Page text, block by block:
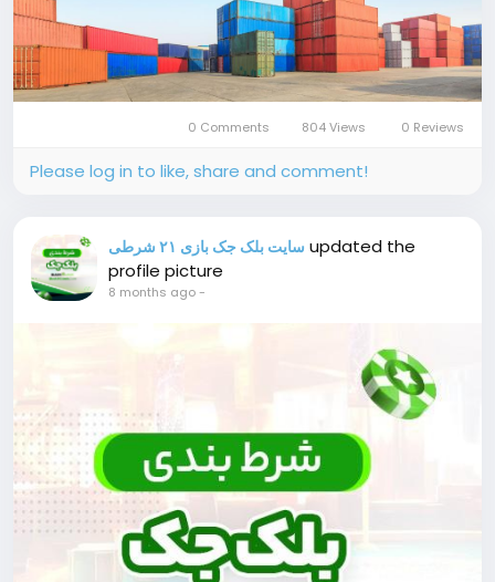
0 Comments 804 Views 0 Reviews
Please log in to like, share and comment!
سایت بلک جک بازی ۲۱ شرطی updated the
profile picture
8 months ago-